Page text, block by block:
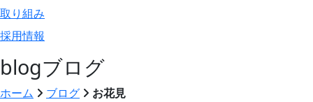
取り組み
採用情報
blogブログ
ホーム ブログ お花見